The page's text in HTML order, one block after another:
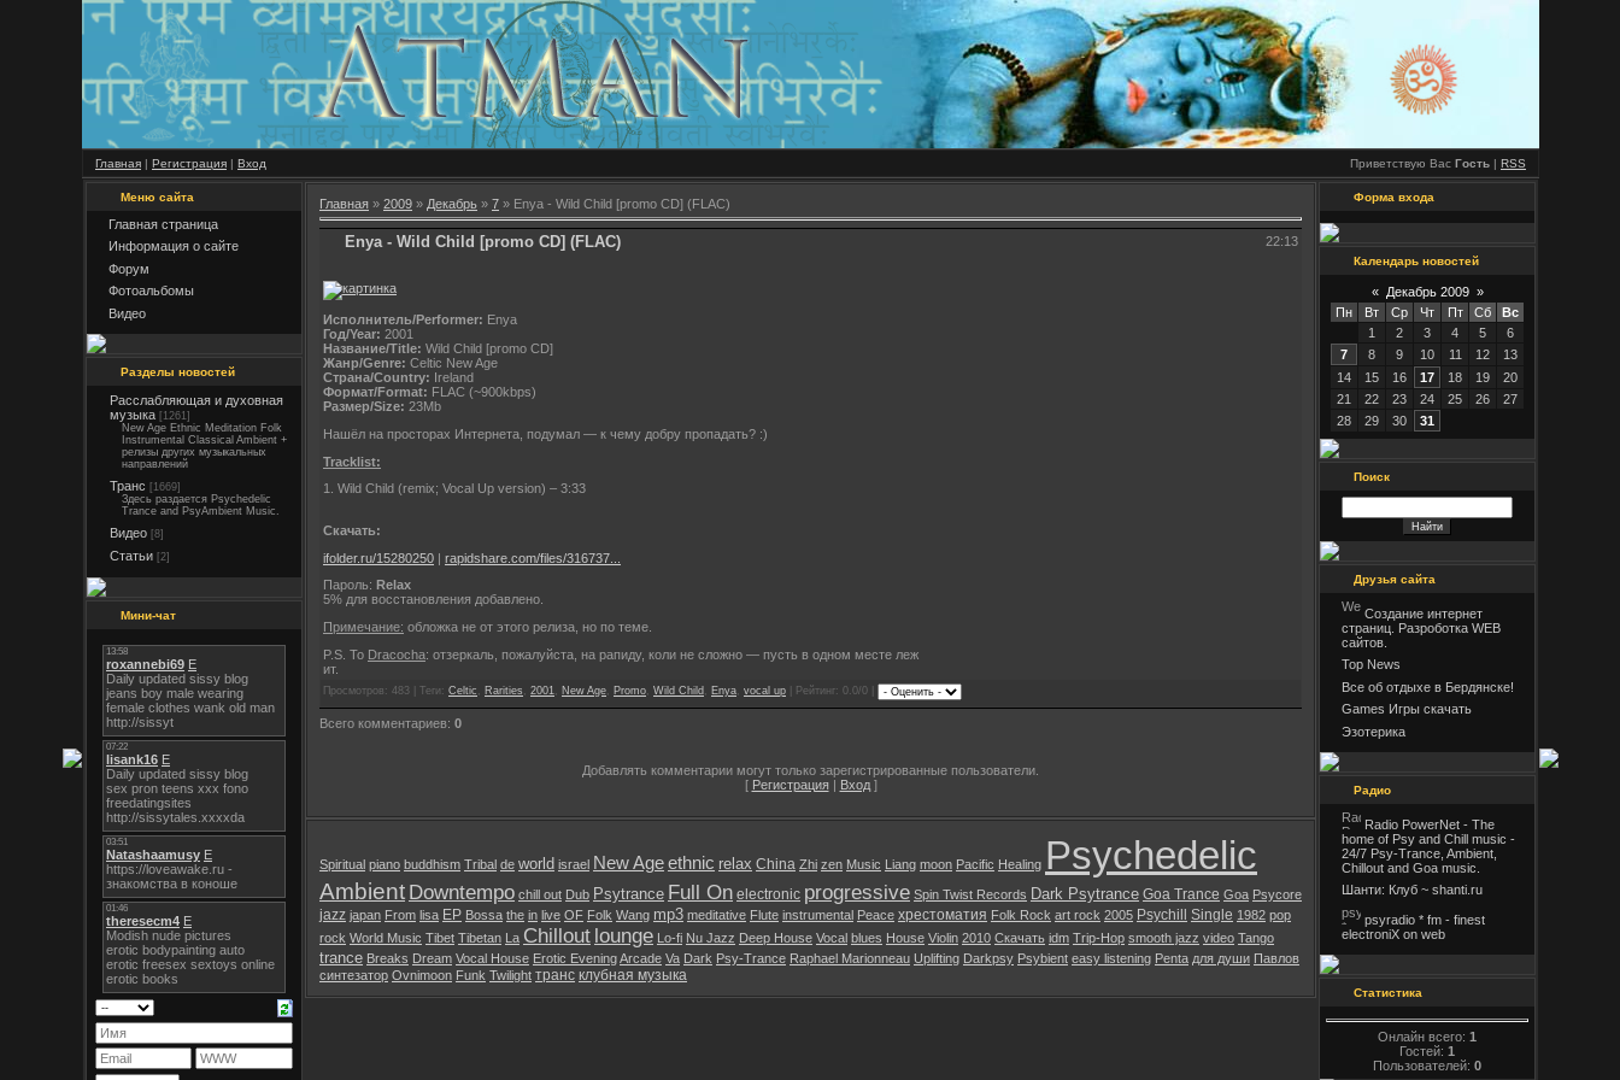
Главная | Регистрация | Вход Приветствую Вас Гость | RSS
Меню сайта
Главная страница
Информация о сайте
Форум
Фотоальбомы
Видео
Разделы новостей
Расслабляющая и духовная
музыка [1261]
New Age Ethnic Meditation Folk
Instrumental Classical Ambient +
релизы других музыкальных
направлений
Транс [1669]
Здесь раздается Psychedelic
Trance and PsyAmbient Music.
Видео [8]
Статьи [2]
Мини-чат
Главная » 2009 » Декабрь » 7 » Enya - Wild Child [promo CD] (FLAC)
Enya - Wild Child [promo CD] (FLAC) 22:13
Исполнитель/Performer: Enya
Год/Year: 2001
Название/Title: Wild Child [promo CD]
Жанр/Genre: Celtic New Age
Страна/Country: Ireland
Формат/Format: FLAC (~900kbps)
Размер/Size: 23Mb
Нашёл на просторах Интернета, подумал — к чему добру пропадать? :)
Tracklist:
1. Wild Child (remix; Vocal Up version) – 3:33
Скачать:
ifolder.ru/15280250 | rapidshare.com/files/316737...
Пароль: Relax
5% для восстановления добавлено.
Примечание: обложка не от этого релиза, но по теме.
P.S. To Dracocha: отзеркаль, пожалуйста, на рапиду, коли не сложно — пусть в одном месте леж
ит.
Просмотров: 483 | Теги: Celtic , Rarities , 2001, New Age, Promo, Wild Child , Enya, vocal up | Рейтинг: 0.0/0 |
Всего комментариев: 0
Добавлять комментарии могут только зарегистрированные пользователи.
[ Регистрация| Вход]
Spiritual piano buddhism Tribal de world israel New Ageethnic relax China Zhi zen Music Liang moon Pacific Healing Psychedelic
Ambient Downtempo chill out Dub Psytrance Full On electronic progressive Spin Twist Records Dark Psytrance Goa Trance Goa Psycore
jazz japan From lisa EP Bossa the in live OF Folk Wang mp3 meditative Flute instrumental Peace хрестоматия Folk Rock art rock 2005 Psychill Single 1982 pop
rock World Music Tibet Tibetan La Chillout lounge Lo-fi Nu Jazz Deep House Vocal blues House Violin 2010 Скачать idm Trip-Hop smooth jazz video Tango
trance Breaks Dream Vocal House Erotic EveningArcade Va Dark Psy-Trance Raphael Marionneau Uplifting Darkpsy Psybient easy listening Penta для души Павлов
синтезатор Ovnimoon Funk Twilight транс клубная музыка
Форма входа
Календарь новостей
« Декабрь 2009 »
Пн
Вт Ср Чт Пт Сб
Вс
1
2 3 4 5
6
7
8 9 10 11 12
13
14
15 16 17 18 19
20
21
22 23 24 25 26
27
28
29 30 31
Поиск
Друзья сайта
Создание интернет
страниц. Разроботка WEB
сайтов.
Top News
Все об отдыхе в Бердянске!
Games Игры скачать
Эзотерика
Радио
Radio PowerNet - The
home of Psy and Chill music -
24/7 Psy-Trance, Ambient,
Chillout and Goa music.
Шанти: Клуб ~ shanti.ru
psyradio * fm - finest
electroniX on web
Статистика
Онлайн всего: 1
Гостей: 1
Пользователей: 0